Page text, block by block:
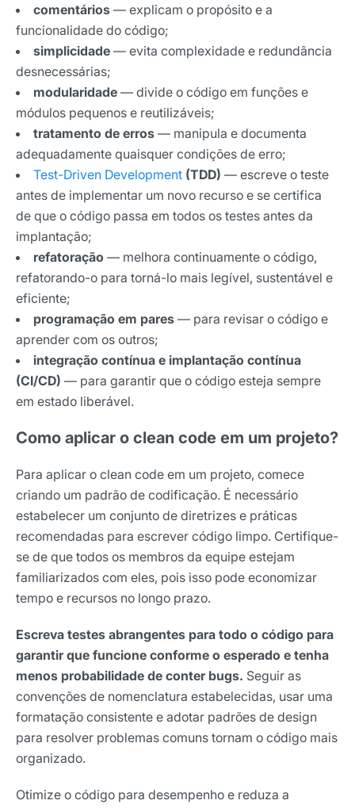
comentários — explicam o propósito e a
funcionalidade do código;
simplicidade — evita complexidade e redundância
desnecessárias;
modularidade — divide o código em funções e
módulos pequenos e reutilizáveis;
tratamento de erros — manipula e documenta
adequadamente quaisquer condições de erro;
Test-Driven Development (TDD) — escreve o teste
antes de implementar um novo recurso e se certifica
de que o código passa em todos os testes antes da
implantação;
refatoração — melhora continuamente o código,
refatorando-o para torná-lo mais legível, sustentável e
eficiente;
programação em pares — para revisar o código e
aprender com os outros;
integração contínua e implantação contínua
(CI/CD) — para garantir que o código esteja sempre
em estado liberável.
Como aplicar o clean code em um projeto?
Para aplicar o clean code em um projeto, comece
criando um padrão de codificação. É necessário
estabelecer um conjunto de diretrizes e práticas
recomendadas para escrever código limpo. Certifique-
se de que todos os membros da equipe estejam
familiarizados com eles, pois isso pode economizar
tempo e recursos no longo prazo.
Escreva testes abrangentes para todo o código para
garantir que funcione conforme o esperado e tenha
menos probabilidade de conter bugs. Seguir as
convenções de nomenclatura estabelecidas, usar uma
formatação consistente e adotar padrões de design
para resolver problemas comuns tornam o código mais
organizado.
Otimize o código para desempenho e reduza a
Tendências e materiais exclusivos do mercado
digital que valem a leitura.
Nome
E-mail
Selecione sua área de atuação
*Ao assinar nossa newsletter, você concorda em receber
nossas comunicações e está de acordo com as nossas
Assinar newsletter